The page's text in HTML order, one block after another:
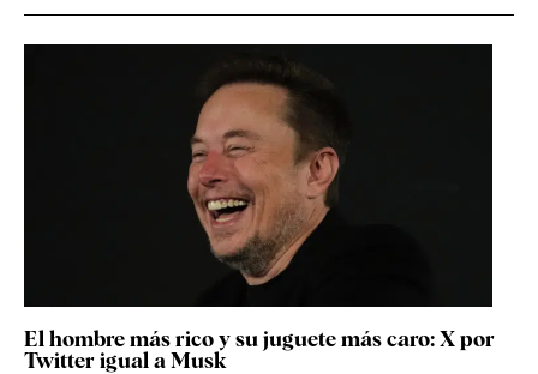
El hombre más rico y su juguete más caro: X por
Twitter igual a Musk